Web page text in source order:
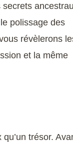
polissage des
révèlerons
et la même
trésor.